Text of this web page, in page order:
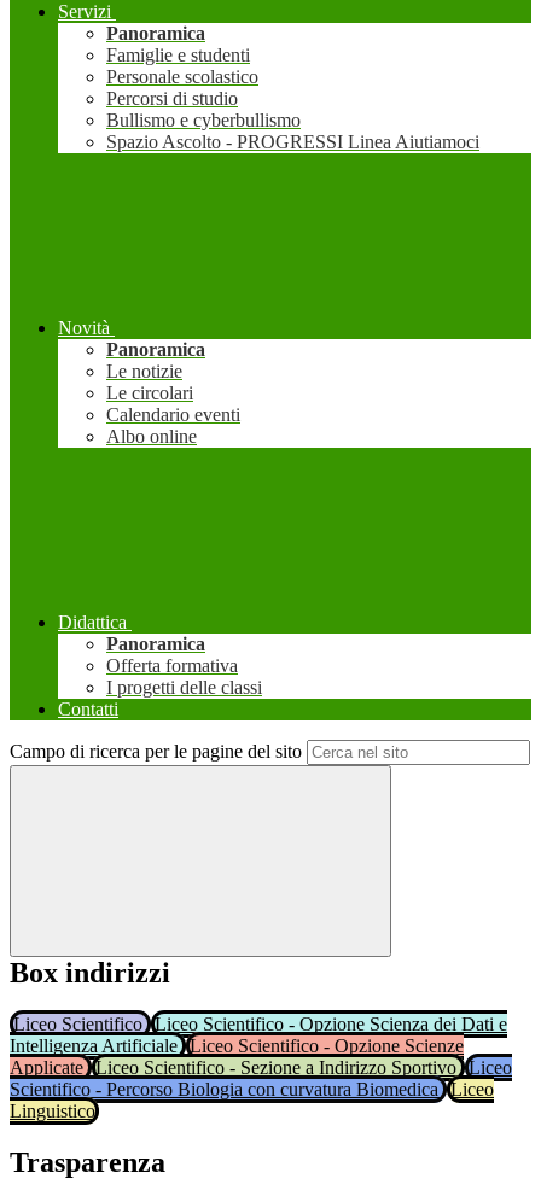
Servizi
Panoramica
Famiglie e studenti
Personale scolastico
Percorsi di studio
Bullismo e cyberbullismo
Spazio Ascolto - PROGRESSI Linea Aiutiamoci
Novità
Panoramica
Le notizie
Le circolari
Calendario eventi
Albo online
Didattica
Panoramica
Offerta formativa
I progetti delle classi
Contatti
Campo di ricerca per le pagine del sito
Box indirizzi
Liceo Scientifico Liceo Scientifico - Opzione Scienza dei Dati e
Intelligenza Artificiale Liceo Scientifico - Opzione Scienze
Applicate Liceo Scientifico - Sezione a Indirizzo Sportivo Liceo
Scientifico - Percorso Biologia con curvatura Biomedica Liceo
Linguistico
Trasparenza